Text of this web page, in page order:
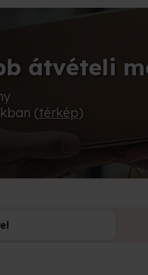
átvételi
(térkép)